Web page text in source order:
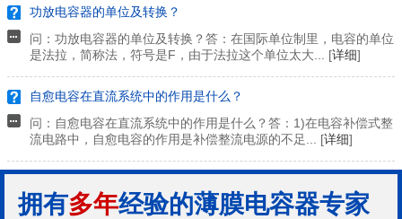
功放电容器的单位及转换？
问：功放电容器的单位及转换？答：在国际单位制里，电容的单位
是法拉，简称法，符号是F，由于法拉这个单位太大... [详细]
自愈电容在直流系统中的作用是什么？
问：自愈电容在直流系统中的作用是什么？答：1)在电容补偿式整
流电路中，自愈电容的作用是补偿整流电源的不足... [详细]
拥有多年经验的薄膜电容器专家